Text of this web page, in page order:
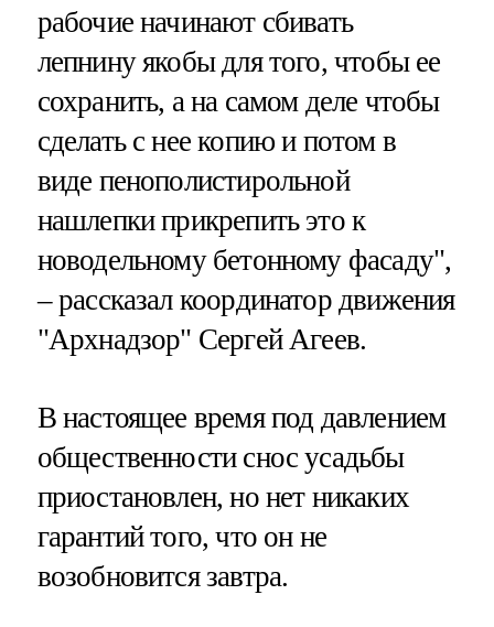
рабочие начинают сбивать
лепнину якобы для того, чтобы ее
сохранить, а на самом деле чтобы
сделать с нее копию и потом в
виде пенополистирольной
нашлепки прикрепить это к
новодельному бетонному фасаду",
– рассказал координатор движения
"Архнадзор" Сергей Агеев.
В настоящее время под давлением
общественности снос усадьбы
приостановлен, но нет никаких
гарантий того, что он не
возобновится завтра.